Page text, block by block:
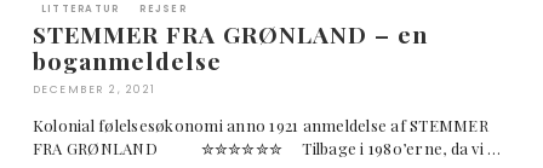
LITTERATUR REJSER
STEMMER FRA GRØNLAND – en
boganmeldelse
DECEMBER 2, 2021
Kolonial følelsesøkonomi anno 1921 anmeldelse af STEMMER
FRA GRØNLAND ✮✮✮✮✮✮ Tilbage i 1980’erne, da vi …